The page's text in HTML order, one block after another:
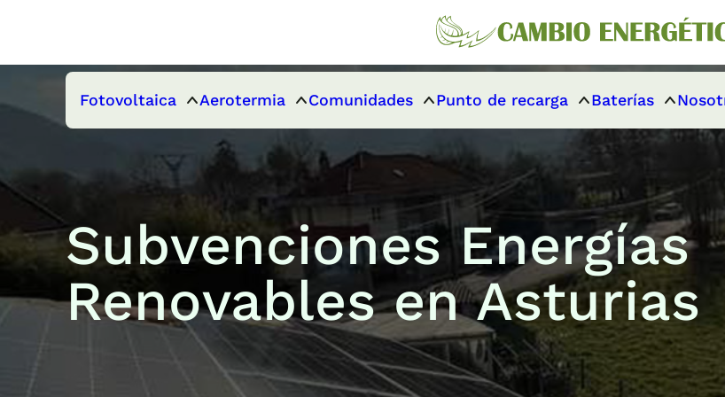
Fotovoltaica Aerotermia Comunidades Punto de recarga Baterías
Subvenciones Energías
Renovables en Asturias